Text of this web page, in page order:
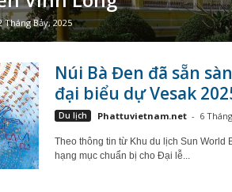
Tháng Bảy, 2025
Núi Bà Đen đã sẵn
đại biểu dự Vesak
Du lịch Phattuvietnam.net - 6
Theo thông tin từ Khu du lịch Sun World
hạng mục chuẩn bị cho Đại lễ...